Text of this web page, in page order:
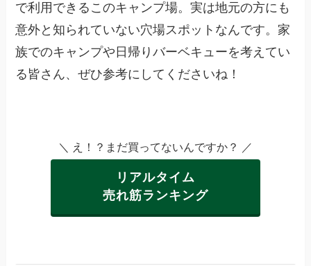
で利用できるこのキャンプ場。実は地元の方にも
意外と知られていない穴場スポットなんです。家
族でのキャンプや日帰りバーベキューを考えてい
る皆さん、ぜひ参考にしてくださいね！
＼ え！？まだ買ってないんですか？ ／
リアルタイム
売れ筋ランキング